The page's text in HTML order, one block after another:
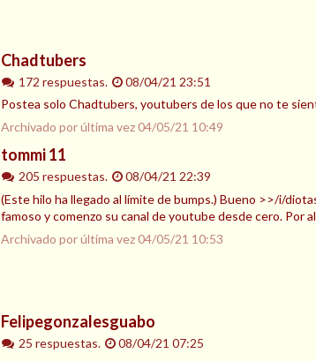
Chadtubers
172 respuestas.
08/04/21 23:51
Postea solo Chadtubers, youtubers de los que no te
Archivado por última vez04/05/21 10:49
tommi 11
205 respuestas.
08/04/21 22:39
(Este hilo ha llegado al límite de bumps.) Bueno >>/i/
famoso y comenzo su canal de youtube desde cero. Por
Archivado por última vez04/05/21 10:53
Felipegonzalesguabo
25 respuestas.
08/04/21 07:25